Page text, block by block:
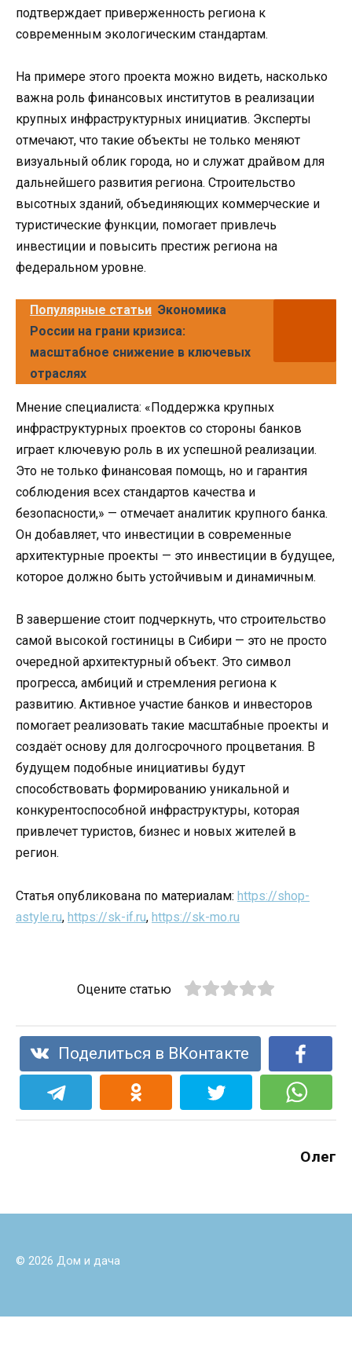
подтверждает приверженность региона к
современным экологическим стандартам.
На примере этого проекта можно видеть, насколько
важна роль финансовых институтов в реализации
крупных инфраструктурных инициатив. Эксперты
отмечают, что такие объекты не только меняют
визуальный облик города, но и служат драйвом для
дальнейшего развития региона. Строительство
высотных зданий, объединяющих коммерческие и
туристические функции, помогает привлечь
инвестиции и повысить престиж региона на
федеральном уровне.
Популярные статьи Экономика
России на грани кризиса:
масштабное снижение в ключевых
отраслях
Мнение специалиста: «Поддержка крупных
инфраструктурных проектов со стороны банков
играет ключевую роль в их успешной реализации.
Это не только финансовая помощь, но и гарантия
соблюдения всех стандартов качества и
безопасности,» — отмечает аналитик крупного банка.
Он добавляет, что инвестиции в современные
архитектурные проекты — это инвестиции в будущее,
которое должно быть устойчивым и динамичным.
В завершение стоит подчеркнуть, что строительство
самой высокой гостиницы в Сибири — это не просто
очередной архитектурный объект. Это символ
прогресса, амбиций и стремления региона к
развитию. Активное участие банков и инвесторов
помогает реализовать такие масштабные проекты и
создаёт основу для долгосрочного процветания. В
будущем подобные инициативы будут
способствовать формированию уникальной и
конкурентоспособной инфраструктуры, которая
привлечет туристов, бизнес и новых жителей в
регион.
Статья опубликована по материалам: https://shop-
astyle.ru, https://sk-if.ru, https://sk-mo.ru
Оцените статью
Поделиться в ВКонтакте
Олег
© 2026 Дом и дача